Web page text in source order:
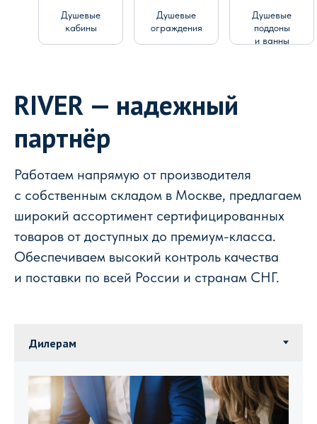
Душевые
кабины
Душевые
ограждения
Душевые
поддоны
и ванны
RIVER — надежный
партнёр
Работаем напрямую от производителя
с собственным складом в Москве, предлагаем
широкий ассортимент сертифицированных
товаров от доступных до премиум-класса.
Обеспечиваем высокий контроль качества
и поставки по всей России и странам СНГ.